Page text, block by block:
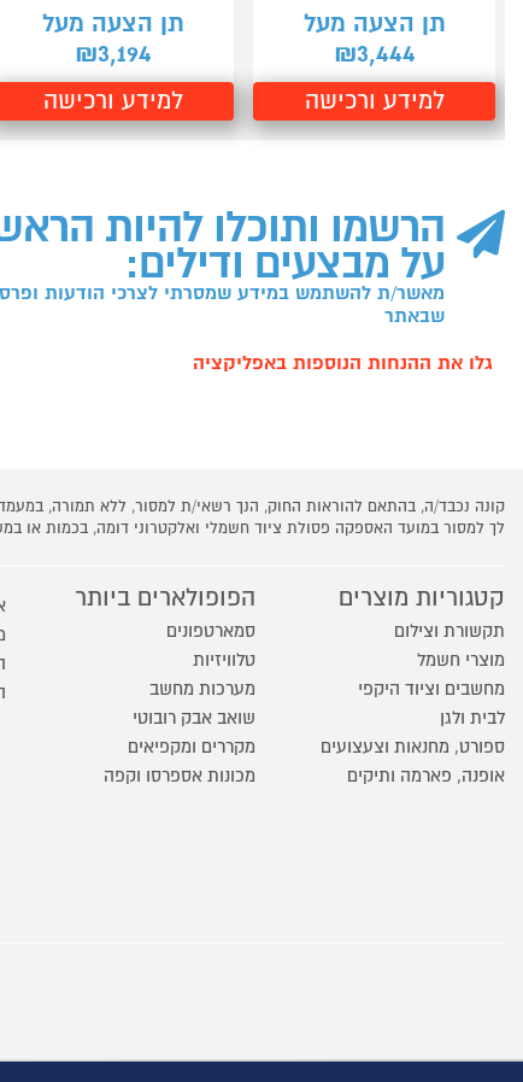
תן הצעה מעל
₪3,444
למידע ורכישה
תן הצעה מעל
₪3,194
למידע ורכישה
הרשמו ותוכלו להיות
על מבצעים ודילים:
מאשר/ת להשתמש במידע שמסרתי לצרכי הודעות
שבאתר
גלו את ההנחות הנוספות באפליקציה
קונה נכבד/ה, בהתאם להוראות החוק, הנך רשאי/ת למסור, ללא תמורה,
לך למסור במועד האספקה פסולת ציוד חשמלי ואלקטרוני דומה, בכמות
קטגוריות מוצרים
תקשורת וצילום
מוצרי חשמל
מחשבים וציוד היקפי
לבית ולגן
ספורט, מחנאות וצעצועים
אופנה, פארמה ותיקים
הפופולארים ביותר
סמארטפונים
טלוויזיות
מערכות מחשב
שואב אבק רובוטי
מקררים ומקפיאים
מכונות אספרסו וקפה